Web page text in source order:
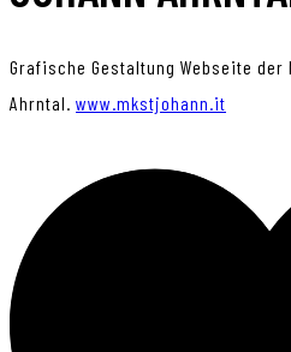
Grafische Gestaltung Webseite
Ahrntal. www.mkstjohann.it